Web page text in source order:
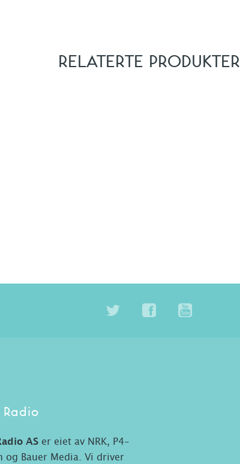
RELATERTE PRODUKTER
AS er eiet av NRK, P4-
og Bauer Media. Vi driver